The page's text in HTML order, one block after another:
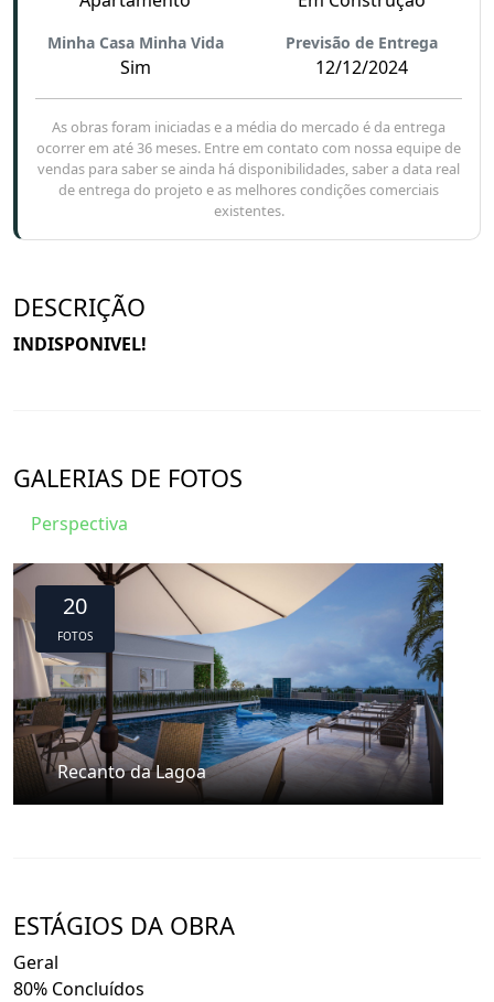
Minha Casa Minha Vida
Sim
Previsão de Entrega
12/12/2024
As obras foram iniciadas e a média do mercado é da entrega
ocorrer em até 36 meses. Entre em contato com nossa equipe de
vendas para saber se ainda há disponibilidades, saber a data real
de entrega do projeto e as melhores condições comerciais
existentes.
DESCRIÇÃO
INDISPONIVEL!
GALERIAS DE FOTOS
Perspectiva
Recanto da Lagoa
20
FOTOS
ESTÁGIOS DA OBRA
Geral
80% Concluídos